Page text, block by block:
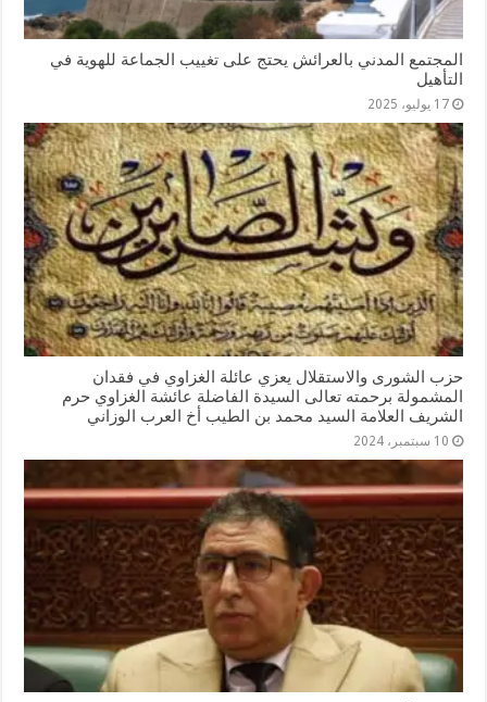
المجتمع المدني بالعرائش يحتج على تغييب الجماعة للهوية في
التأهيل
17 يوليو، 2025
حزب الشورى والاستقلال يعزي عائلة الغزاوي في فقدان
المشمولة برحمته تعالى السيدة الفاضلة عائشة الغزاوي حرم
الشريف العلامة السيد محمد بن الطيب أخ العرب الوزاني
10 سبتمبر، 2024